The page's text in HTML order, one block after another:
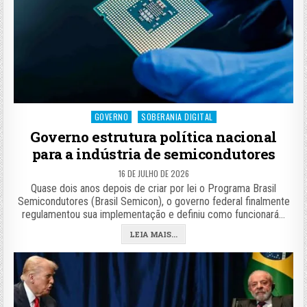
Posted
GOVERNO SOBERANIA DIGITAL
Governo estrutura política nacional
para a indústria de semicondutores
16 DE JULHO DE 2026
Quase dois anos depois de criar por lei o Programa Brasil
Semicondutores (Brasil Semicon), o governo federal finalmente
regulamentou sua implementação e definiu como funcionará…
LEIA MAIS...